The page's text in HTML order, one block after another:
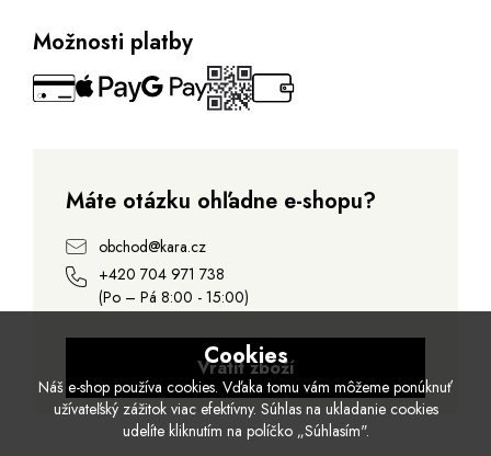
Možnosti platby
Máte otázku ohľadne e-shopu?
obchod@kara.cz
+420 704 971 738
(Po – Pá 8:00 - 15:00)
Vrátit zboží
Cookies
Náš e-shop používa cookies. Vďaka tomu vám môžeme ponúknuť
užívateľský zážitok viac efektívny. Súhlas na ukladanie cookies
udelíte kliknutím na políčko „Súhlasím".